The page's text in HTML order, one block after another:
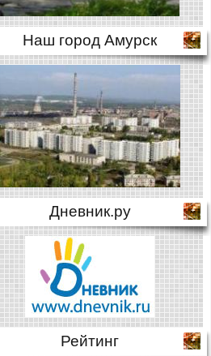
Наш город Амурск
Дневник.ру
Рейтинг